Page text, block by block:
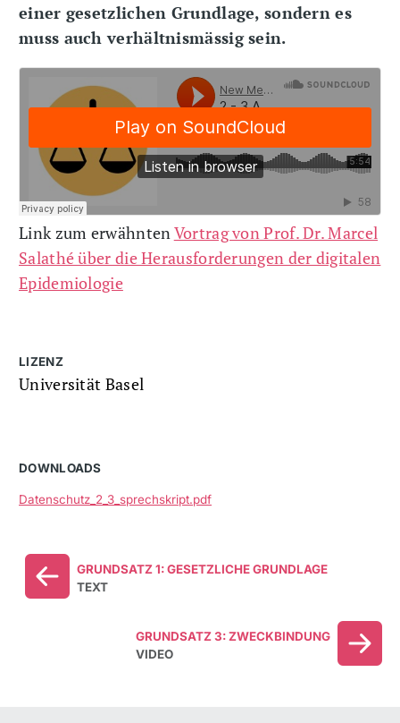
einer gesetzlichen Grundlage, sondern es
muss auch verhältnismässig sein.
Link zum erwähntenVortrag von Prof. Dr. Marcel
Salathé über die Herausforderungen der digitalen
Epidemiologie
LIZENZ
Universität Basel
DOWNLOADS
Datenschutz_2_3_sprechskript.pdf
GRUNDSATZ 1: GESETZLICHE GRUNDLAGE
TEXT
GRUNDSATZ 3: ZWECKBINDUNG
VIDEO